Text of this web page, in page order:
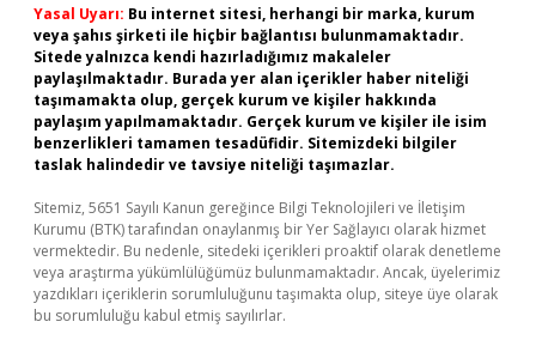
Yasal Uyarı: Bu internet sitesi, herhangi bir marka, kurum
veya şahıs şirketi ile hiçbir bağlantısı bulunmamaktadır.
Sitede yalnızca kendi hazırladığımız makaleler
paylaşılmaktadır. Burada yer alan içerikler haber niteliği
taşımamakta olup, gerçek kurum ve kişiler hakkında
paylaşım yapılmamaktadır. Gerçek kurum ve kişiler ile isim
benzerlikleri tamamen tesadüfidir. Sitemizdeki bilgiler
taslak halindedir ve tavsiye niteliği taşımazlar.
Sitemiz, 5651 Sayılı Kanun gereğince Bilgi Teknolojileri ve İletişim
Kurumu (BTK) tarafından onaylanmış bir Yer Sağlayıcı olarak hizmet
vermektedir. Bu nedenle, sitedeki içerikleri proaktif olarak denetleme
veya araştırma yükümlülüğümüz bulunmamaktadır. Ancak, üyelerimiz
yazdıkları içeriklerin sorumluluğunu taşımakta olup, siteye üye olarak
bu sorumluluğu kabul etmiş sayılırlar.